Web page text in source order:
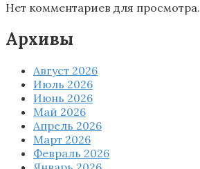
Нет комментариев для просмотра.
Архивы
Август 2026
Июль 2026
Июнь 2026
Май 2026
Апрель 2026
Март 2026
Февраль 2026